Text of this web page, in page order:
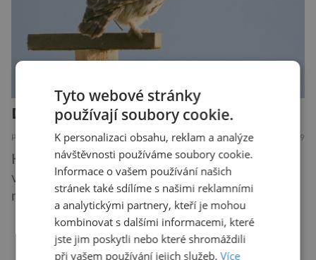
Další rána pro mizejícího sýčka
PŘÍRODA 7.8.2019
Kriticky ohrožený sýček obecný letos
významně posílil populaci díky velkému
množství hrabošů. Teď pro něj malý hlodavec
může být hrozbou. Zemědělci dostali povolení
trávit hraboše plošně rozhozeným jedem. Od 5.
srpna jim to umožňuje rozhodnutí Ústředního
DALŠÍ ČLÁNKY ›
Tyto webové stránky
používají soubory cookie.
K personalizaci obsahu, reklam a analýze
návštěvnosti používáme soubory cookie.
Informace o vašem používání našich
stránek také sdílíme s našimi reklamními
a analytickými partnery, kteří je mohou
kombinovat s dalšími informacemi, které
jste jim poskytli nebo které shromáždili
při vašem používání jejich služeb.Více